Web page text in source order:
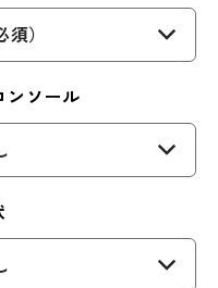
）
ンソール